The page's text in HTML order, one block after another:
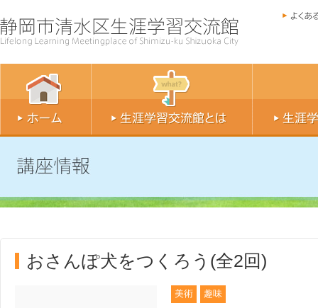
おさんぽ犬をつくろう(全2回)
美術 趣味